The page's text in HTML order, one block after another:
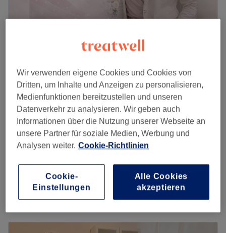
176 Bewertungen
Homestudio
Wimpern färben
10 Min.
Browmapping, färben & formen, Wimpern
färben
20 Min.
Augenbrauen färben
15 €
Schnellansicht Saloninfos
Montag 10:00–19:30
Wir verwenden eigene Cookies und Cookies von
Dritten, um Inhalte und Anzeigen zu personalisieren,
Medienfunktionen bereitzustellen und unseren
Datenverkehr zu analysieren. Wir geben auch
Informationen über die Nutzung unserer Webseite an
unsere Partner für soziale Medien, Werbung und
Analysen weiter. Cookie-Richtlinien
Cookie-
Einstellungen
Alle Cookies
akzeptieren